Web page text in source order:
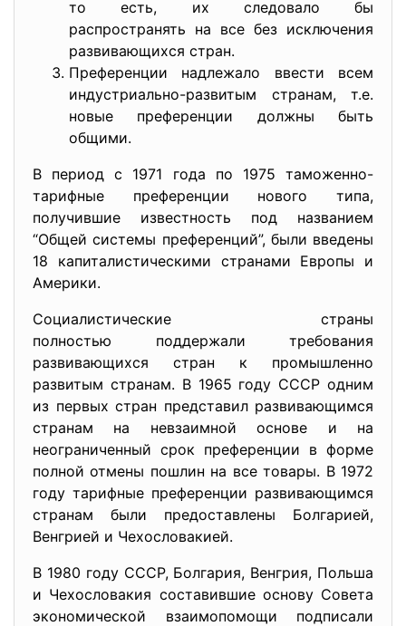
то есть, их следовало бы
распространять на все без исключения
развивающихся стран.
Преференции надлежало ввести всем
индустриально-развитым странам, т.е.
новые преференции должны быть
общими.
В период с 1971 года по 1975 таможенно-
тарифные преференции нового типа,
получившие известность под названием
“Общей системы преференций”, были введены
18 капиталистическими странами Европы и
Америки.
Социалистические страны
полностью поддержали требования
развивающихся стран к промышленно
развитым странам. В 1965 году СССР одним
из первых стран представил развивающимся
странам на невзаимной основе и на
неограниченный срок преференции в форме
полной отмены пошлин на все товары. В 1972
году тарифные преференции развивающимся
странам были предоставлены Болгарией,
Венгрией и Чехословакией.
В 1980 году СССР, Болгария, Венгрия, Польша
и Чехословакия составившие основу Совета
экономической взаимопомощи подписали